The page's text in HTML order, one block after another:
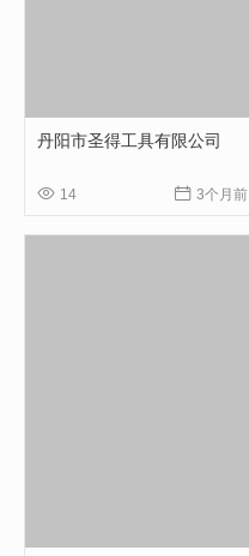
丹阳市圣得工具有限公司
 14  3个月前